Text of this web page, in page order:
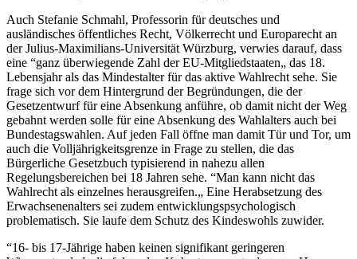
Auch Stefanie Schmahl, Professorin für deutsches und
ausländisches öffentliches Recht, Völkerrecht und Europarecht an
der Julius-Maximilians-Universität Würzburg, verwies darauf, dass
eine “ganz überwiegende Zahl der EU-Mitgliedstaaten„ das 18.
Lebensjahr als das Mindestalter für das aktive Wahlrecht sehe. Sie
frage sich vor dem Hintergrund der Begründungen, die der
Gesetzentwurf für eine Absenkung anführe, ob damit nicht der Weg
gebahnt werden solle für eine Absenkung des Wahlalters auch bei
Bundestagswahlen. Auf jeden Fall öffne man damit Tür und Tor, um
auch die Volljährigkeitsgrenze in Frage zu stellen, die das
Bürgerliche Gesetzbuch typisierend in nahezu allen
Regelungsbereichen bei 18 Jahren sehe. “Man kann nicht das
Wahlrecht als einzelnes herausgreifen.„ Eine Herabsetzung des
Erwachsenenalters sei zudem entwicklungspsychologisch
problematisch. Sie laufe dem Schutz des Kindeswohls zuwider.
“16- bis 17-Jährige haben keinen signifikant geringeren